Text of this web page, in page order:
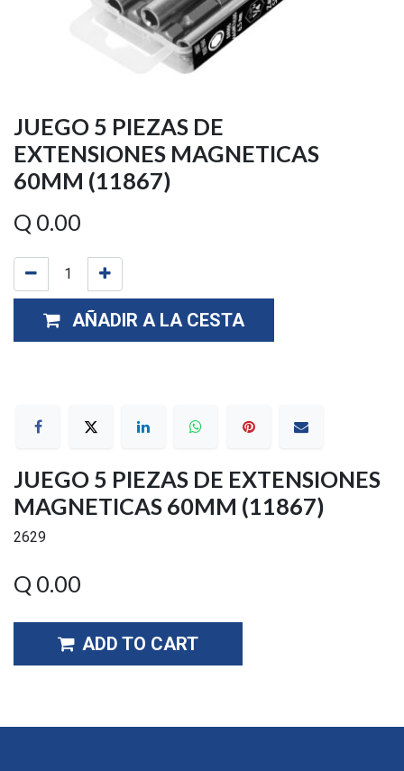
JUEGO 5 PIEZAS DE
EXTENSIONES MAGNETICAS
60MM (11867)
Q 0.00
AÑADIR A LA CESTA
JUEGO 5 PIEZAS DE EXTENSIONES
MAGNETICAS 60MM (11867)
2629
Q 0.00
ADD TO CART